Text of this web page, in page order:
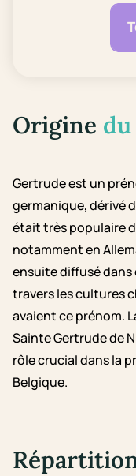
Origine
Gertrude est un
germanique, dérivé
était très populaire
notamment en
ensuite diffusé
travers les cultures
avaient ce prénom.
Sainte Gertrude de
rôle crucial dans la
Belgique.